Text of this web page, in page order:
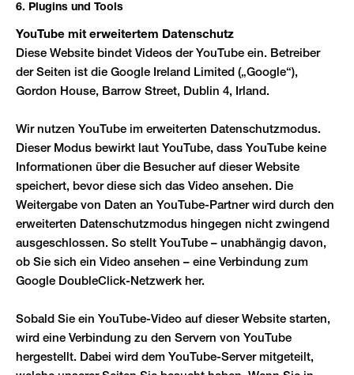
6. Plugins und Tools
YouTube mit erweitertem Datenschutz
Diese Website bindet Videos der YouTube ein. Betreiber
der Seiten ist die Google Ireland Limited („Google“),
Gordon House, Barrow Street, Dublin 4, Irland.
Wir nutzen YouTube im erweiterten Datenschutzmodus.
Dieser Modus bewirkt laut YouTube, dass YouTube keine
Informationen über die Besucher auf dieser Website
speichert, bevor diese sich das Video ansehen. Die
Weitergabe von Daten an YouTube-Partner wird durch den
erweiterten Datenschutzmodus hingegen nicht zwingend
ausgeschlossen. So stellt YouTube – unabhängig davon,
ob Sie sich ein Video ansehen – eine Verbindung zum
Google DoubleClick-Netzwerk her.
Sobald Sie ein YouTube-Video auf dieser Website starten,
wird eine Verbindung zu den Servern von YouTube
hergestellt. Dabei wird dem YouTube-Server mitgeteilt,